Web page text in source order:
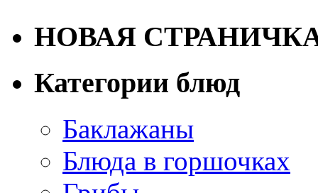
НОВАЯ
Категории блюд
Баклажаны
Блюда в горшочках